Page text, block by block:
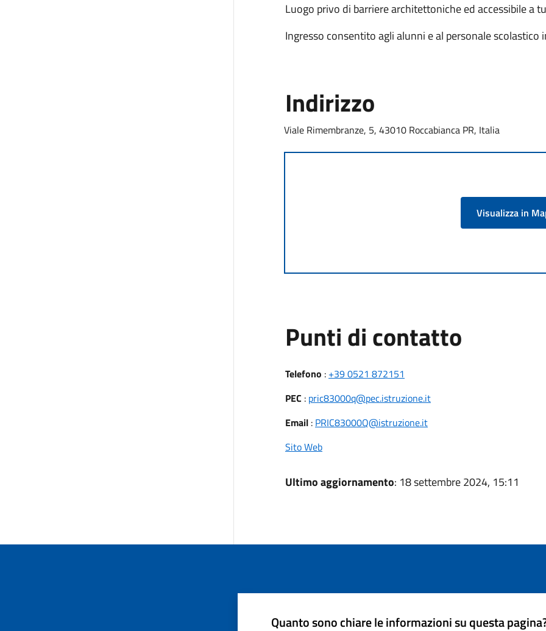
Luogo privo di barriere architettoniche ed accessibile a
Ingresso consentito agli alunni e al personale
Indirizzo
Viale Rimembranze, 5, 43010 Roccabianca PR, Italia
Visualizza in
Punti di contatto
Telefono : +39 0521 872151
PEC : pric83000q@pec.istruzione.it
Email: PRIC83000Q@istruzione.it
Sito Web
Ultimo aggiornamento: 18 settembre 2024, 15:11
Quanto sono chiare le informazioni su questa